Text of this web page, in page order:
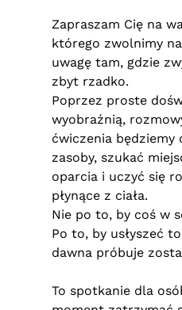
Zapraszam Cię na
którego zwolnimy
uwagę tam, gdzie
zbyt rzadko.
Poprzez proste
wyobraźnią,
ćwiczenia będziemy
zasoby, szukać
oparcia i uczyć się
płynące z ciała.
Nie po to, by coś w
Po to, by usłyszeć
dawna próbuje
To spotkanie dla